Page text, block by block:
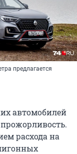
предлагается
автомобилей
расхода на